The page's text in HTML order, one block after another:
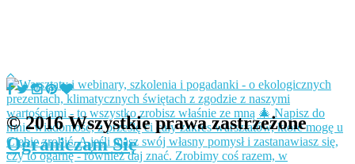
© 2016 Wszystkie prawa zastrzeżone
Ograniczam Się